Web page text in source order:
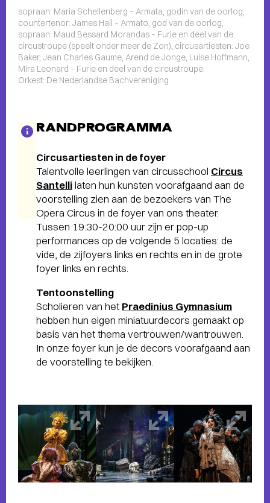
sopraan: Maria Schellenberg – Armata, godin van de oorlog,
countertenor: James Hall – Armato, god van de oorlog,
sopraan: Maud Bessard Morandas – Furie en deel van de
circustroupe (speelt onder meer de Zon), circusartiesten: Joe
Baker, Jean Charles Gaume, Arend de Jonge, Luise Hoffmann,
Mira Leonard – Furie en deel van de circustroupe.
Orkest: De Nederlandse Bachvereniging
RANDPROGRAMMA
Circusartiesten in de foyer
Talentvolle leerlingen van circusschool Circus
Santellilaten hun kunsten voorafgaand aan de
voorstelling zien aan de bezoekers van The
Opera Circus in de foyer van ons theater.
Tussen 19:30-20:00 uur zijn er pop-up
performances op de volgende 5 locaties: de
vide, de zijfoyers links en rechts en in de grote
foyer links en rechts.
Tentoonstelling
Scholieren van het Praedinius Gymnasium
hebben hun eigen miniatuurdecors gemaakt op
basis van het thema vertrouwen/wantrouwen.
In onze foyer kun je de decors voorafgaand aan
de voorstelling te bekijken.